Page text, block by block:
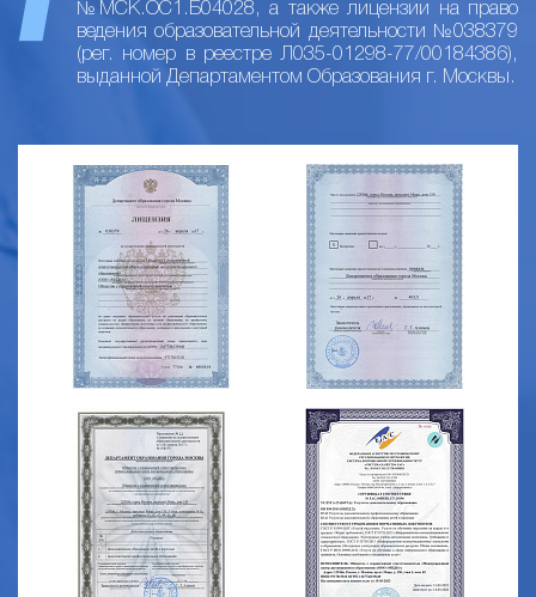
№МСК.ОС1.Б04028, а также лицензии на право
ведения образовательной деятельности №038379
(рег. номер в реестре Л035-01298-77/00184386),
выданной Департаментом Образования г. Москвы.